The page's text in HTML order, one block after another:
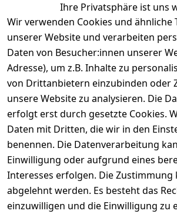
Ihre Privatsphäre ist uns
Wir verwenden Cookies und ähnliche
unserer Website und verarbeiten
Daten von Besucher:innen unserer
Adresse), um z.B. Inhalte zu
von Drittanbietern einzubinden oder
unsere Website zu analysieren. Die
erfolgt erst durch gesetzte Cookies.
Daten mit Dritten, die wir in den
benennen. Die Datenverarbeitung
Einwilligung oder aufgrund eines
Interesses erfolgen. Die
abgelehnt werden. Es besteht das
einzuwilligen und die Einwilligung zu
Rechtliches
Impressum
Datenschutze
rklärung
Services
Registrieren